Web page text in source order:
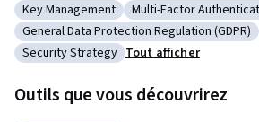
Catégorie : Key Management
Key Management Catégorie : Multi-
Multi-Factor
Catégorie : General Data Protection
General Data Protection Regulation (GDPR)
Catégorie : Security Strategy
Security Strategy Tout afficher
Outils que vous découvrirez